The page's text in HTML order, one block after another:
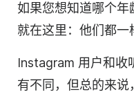
如果您想知道哪个年
就在这里：他们都一
Instagram 用户和收
有不同，但总的来